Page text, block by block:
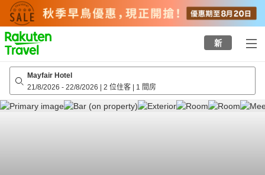
to
top
page
新
Mayfair Hotel
21/8/2026 - 22/8/2026 | 2 位住客 | 1 間房